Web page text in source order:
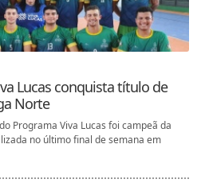
Lucas conquista título de
Norte
Programa Viva Lucas foi campeã da
no último final de semana em